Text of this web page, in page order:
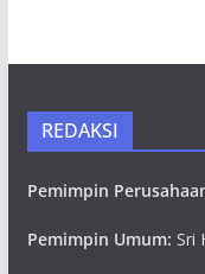
REDAKSI
Pemimpin
Pemimpin Umum: Sri